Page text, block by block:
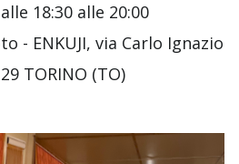
18:30 alle 20:00
- ENKUJI, via Carlo Ignazio
TORINO (TO)